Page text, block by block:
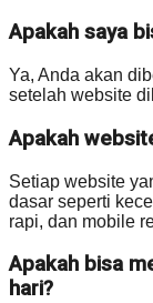
Apakah saya
Ya, Anda akan
setelah website
Apakah
Setiap website
dasar seperti
rapi, dan mobile
Apakah bisa
hari?